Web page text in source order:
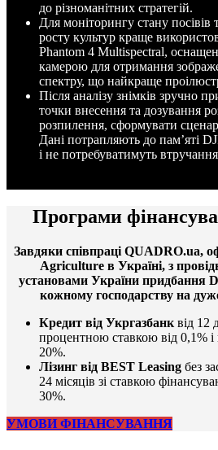
до різноманітних стратегій.
Для моніторингу стану посівів
росту культур краще
Phantom 4 Multispectral,
камерою для отримання
спектру, що найкраще
Після аналізу знімків зручно
точки внесення та дозування
розпилення, сформувати
Дані потрапляють до пам’яті
і не потребуватимуть
Програми
Завдяки співпраці QUADRO.ua,
Agriculture в Україні, з
установами України придбання
кожному господарству на
Кредит від Укргазбанк від 12
процентною ставкою від 0,1%
20%.
Лізинг від BEST Leasing без
24 місяців зі ставкою
30%.
УМОВИ ФІНАНСУВАННЯ